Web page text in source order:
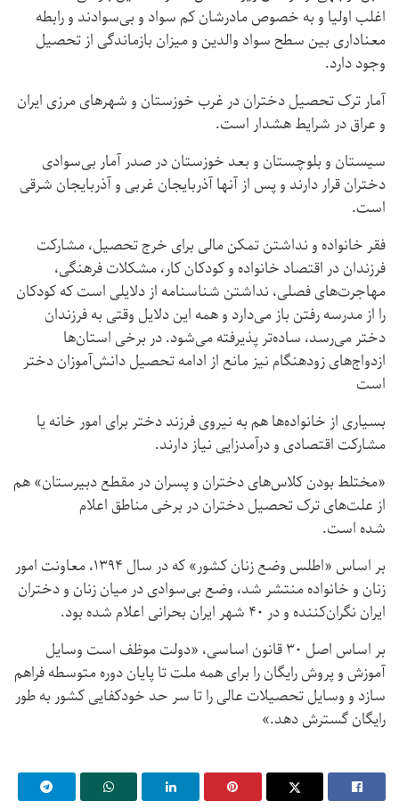
اغلب اولیا و به خصوص مادرشان کم سواد و بی‌سوادند و رابطه
معناداری بین سطح سواد والدین و میزان بازماندگی از تحصیل
وجود دارد.
آمار ترک تحصیل دختران در غرب خوزستان و شهرهای مرزی ایران
و عراق در شرایط هشدار است.
سیستان و بلوچستان و بعد خوزستان در صدر آمار بی‌سوادی
دختران قرار دارند و پس از آنها آذربایجان غربی و آذربایجان شرقی
است.
فقر خانواده و نداشتن تمکن مالی برای خرج تحصیل، مشارکت
فرزندان در اقتصاد خانواده و کودکان کار، مشکلات فرهنگی،
مهاجرت‌های فصلی، نداشتن شناسنامه از دلایلی است که کودکان
را از مدرسه رفتن باز می‌دارد و همه این دلایل وقتی به فرزندان
دختر می‌رسد، ساده‌تر پذیرفته‌ می‌شود. در برخی استان‌ها
ازدواج‌های زودهنگام نیز مانع از ادامه تحصیل دانش‌آموزان دختر
است
بسیاری از خانواده‌ها هم به نیروی فرزند دختر برای امور خانه یا
مشارکت اقتصادی و درآمدزایی نیاز دارند.
«مختلط بودن کلاس‌های دختران و پسران در مقطع دبیرستان» هم
از علت‌های ترک تحصیل دختران در برخی مناطق اعلام
شده است.
بر اساس «اطلس وضع زنان کشور» که در سال ۱۳۹۴، معاونت امور
زنان و خانواده منتشر شد، وضع بی‌سوادی در میان زنان و دختران
ایران نگران‌کننده و در ۴۰ شهر ایران بحرانی اعلام شده بود.
بر اساس اصل ۳۰ قانون اساسی، «دولت موظف است وسایل
آموزش و پروش رایگان را برای همه ملت تا پایان دوره متوسطه فراهم
سازد و وسایل تحصیلات عالی را تا سر حد خود‌کفایی کشور به طور
رایگان گسترش دهد.»